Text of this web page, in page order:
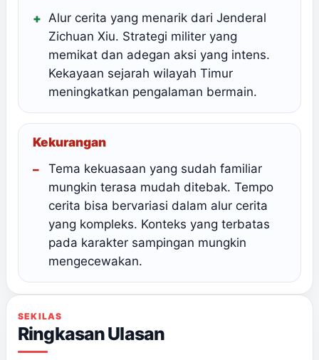
Alur cerita yang menarik dari Jenderal
Zichuan Xiu. Strategi militer yang
memikat dan adegan aksi yang intens.
Kekayaan sejarah wilayah Timur
meningkatkan pengalaman bermain.
Kekurangan
Tema kekuasaan yang sudah familiar
mungkin terasa mudah ditebak. Tempo
cerita bisa bervariasi dalam alur cerita
yang kompleks. Konteks yang terbatas
pada karakter sampingan mungkin
mengecewakan.
SEKILAS
Ringkasan Ulasan